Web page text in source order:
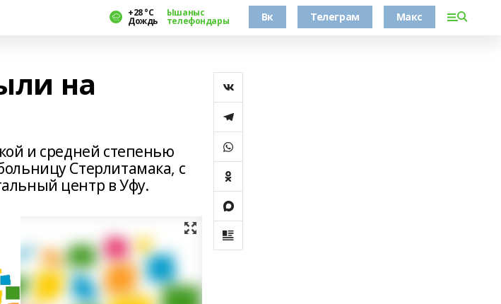
+28 °С
Дождь
Ышаныс
телефондары Вк Телеграм Макс
на
и средней степенью
Стерлитамака, с
центр в Уфу.